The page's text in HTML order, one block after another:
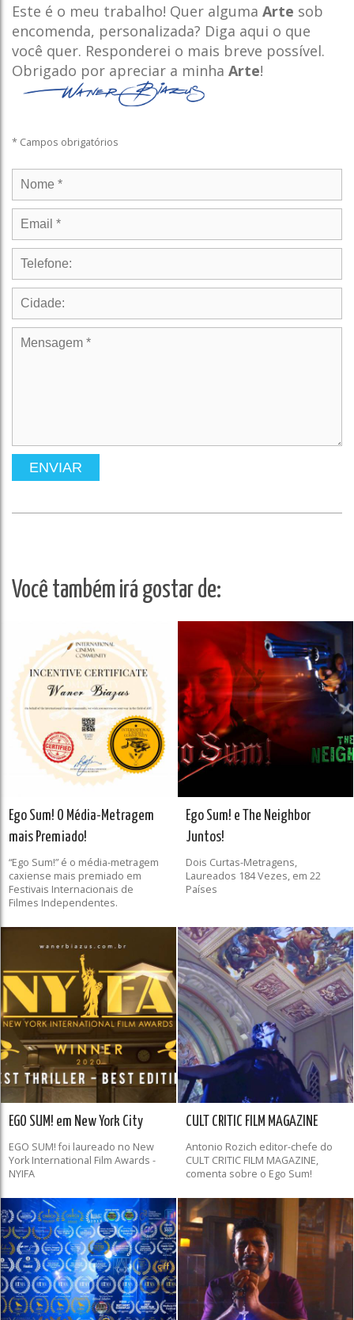
Este é o meu trabalho! Quer alguma Arte sob
encomenda, personalizada? Diga aqui o que
você quer. Responderei o mais breve possível.
Obrigado por apreciar a minha Arte!
* Campos obrigatórios
ENVIAR
Você também irá gostar de:
Ego Sum! O Média-Metragem
mais Premiado!
“Ego Sum!” é o média-metragem
caxiense mais premiado em
Festivais Internacionais de
Filmes Independentes.
Ego Sum! e The Neighbor
Juntos!
Dois Curtas-Metragens,
Laureados 184 Vezes, em 22
Países
EGO SUM! em New York City
EGO SUM! foi laureado no New
York International Film Awards -
NYIFA
CULT CRITIC FILM MAGAZINE
Antonio Rozich​ editor-chefe do
CULT CRITIC FILM MAGAZINE,
comenta sobre o Ego Sum!